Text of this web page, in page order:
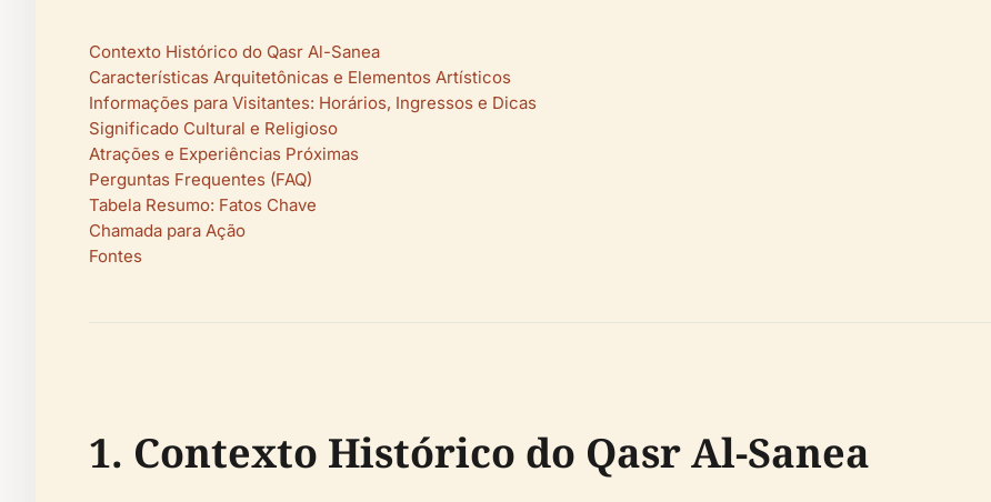
Contexto Histórico do Qasr Al-Sanea
Características Arquitetônicas e Elementos Artísticos
Informações para Visitantes: Horários, Ingressos e Dicas
Significado Cultural e Religioso
Atrações e Experiências Próximas
Perguntas Frequentes (FAQ)
Tabela Resumo: Fatos Chave
Chamada para Ação
Fontes
1. Contexto Histórico do Qasr Al-Sanea